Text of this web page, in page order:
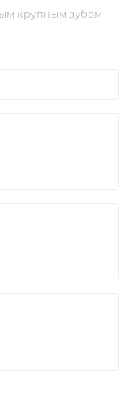
крупным зубом